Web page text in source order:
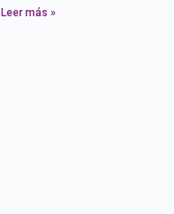
Leer más »